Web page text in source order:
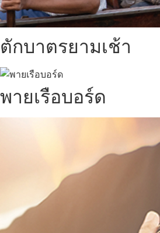
ตักบาตรยามเช้า
พายเรือบอร์ด